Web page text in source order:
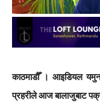
काठमाडौँ । आइडियल
प्रहरीले आज बालाजुबाट